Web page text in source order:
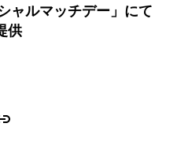
ャルマッチデー」にて
供